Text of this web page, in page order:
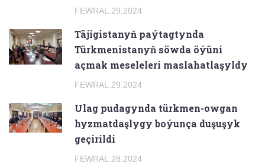
FEWRAL.29.2024
Täjigistanyň paýtagtynda
Türkmenistanyň söwda öýüni
açmak meseleleri maslahatlaşyldy
FEWRAL.29.2024
Ulag pudagynda türkmen-owgan
hyzmatdaşlygy boýunça duşuşyk
geçirildi
FEWRAL.28.2024